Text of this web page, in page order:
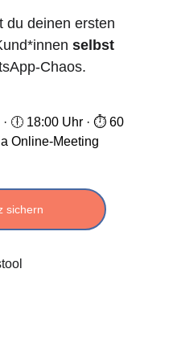
du deinen ersten
selbst
Chaos.
🕕 18:00 Uhr · ⏱ 60
Online-Meeting
sichern